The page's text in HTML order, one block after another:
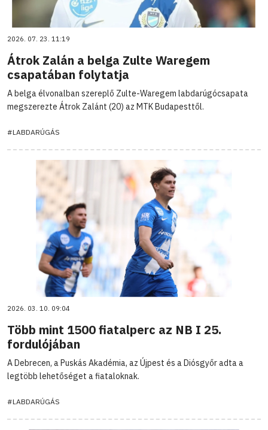
2026. 07. 23. 11:19
Átrok Zalán a belga Zulte Waregem
csapatában folytatja
A belga élvonalban szereplő Zulte-Waregem labdarúgócsapata
megszerezte Átrok Zalánt (20) az MTK Budapesttől.
#LABDARÚGÁS
2026. 03. 10. 09:04
Több mint 1500 fiatalperc az NB I 25.
fordulójában
A Debrecen, a Puskás Akadémia, az Újpest és a Diósgyőr adta a
legtöbb lehetőséget a fiataloknak.
#LABDARÚGÁS